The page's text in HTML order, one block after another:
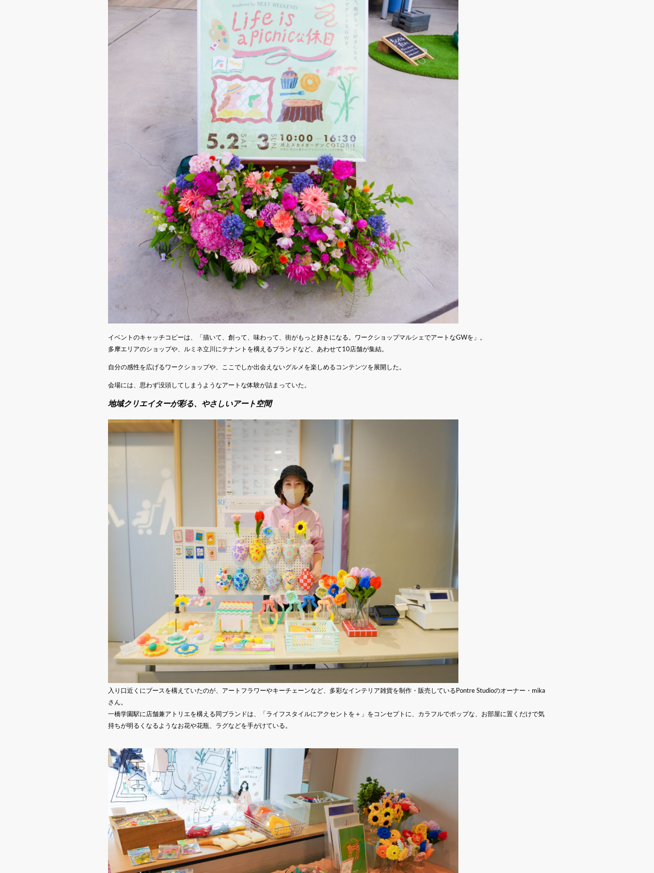
イベントのキャッチコピーは、「描いて、創って、味わって、街がもっと好きになる。ワークショップマルシェでアートなGWを」。
多摩エリアのショップや、ルミネ立川にテナントを構えるブランドなど、あわせて10店舗が集結。
自分の感性を広げるワークショップや、ここでしか出会えないグルメを楽しめるコンテンツを展開した。
会場には、思わず没頭してしまうようなアートな体験が詰まっていた。
地域クリエイターが彩る、やさしいアート空間
入り口近くにブースを構えていたのが、アートフラワーやキーチェーンなど、多彩なインテリア雑貨を制作・販売しているPontre Studioのオーナー・mika
さん。
一橋学園駅に店舗兼アトリエを構える同ブランドは、「ライフスタイルにアクセントを＋」をコンセプトに、カラフルでポップな、お部屋に置くだけで気
持ちが明るくなるようなお花や花瓶、ラグなどを手がけている。